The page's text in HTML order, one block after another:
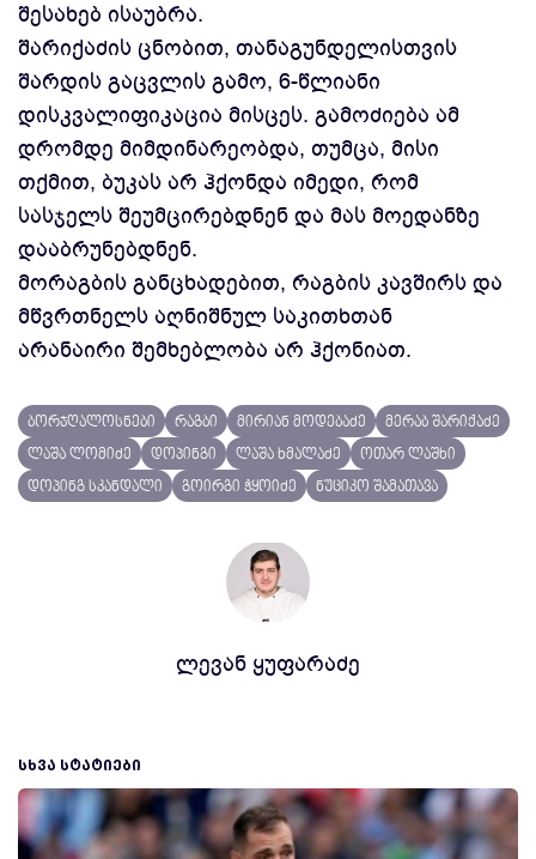
შესახებ ისაუბრა.
შარიქაძის ცნობით, თანაგუნდელისთვის
შარდის გაცვლის გამო, 6-წლიანი
დისკვალიფიკაცია მისცეს. გამოძიება ამ
დრომდე მიმდინარეობდა, თუმცა, მისი
თქმით, ბუკას არ ჰქონდა იმედი, რომ
სასჯელს შეუმცირებდნენ და მას მოედანზე
დააბრუნებდნენ.
მორაგბის განცხადებით, რაგბის კავშირს და
მწვრთნელს აღნიშნულ საკითხთან
არანაირი შემხებლობა არ ჰქონიათ.
ბორჯღალოსნები რაგბი მირიან მოდებაძე
მერაბ შარიქაძე
ლაშა ლომიძე
დოპინგი ლაშა ხმალაძე
ოთარ ლაშხი
დოპინგ სკანდალი
გოირგი ჭყოიძე ნუციკო შამათავა
ლევან ყუფარაძე
ᲡᲮᲕᲐ ᲡᲢᲐᲢᲘᲔᲑᲘ